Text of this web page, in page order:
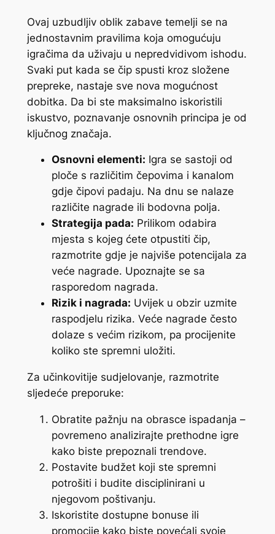
Ovaj uzbudljiv oblik zabave temelji se na
jednostavnim pravilima koja omogućuju
igračima da uživaju u nepredvidivom ishodu.
Svaki put kada se čip spusti kroz složene
prepreke, nastaje sve nova mogućnost
dobitka. Da bi ste maksimalno iskoristili
iskustvo, poznavanje osnovnih principa je od
ključnog značaja.
Osnovni elementi: Igra se sastoji od
ploče s različitim čepovima i kanalom
gdje čipovi padaju. Na dnu se nalaze
različite nagrade ili bodovna polja.
Strategija pada: Prilikom odabira
mjesta s kojeg ćete otpustiti čip,
razmotrite gdje je najviše potencijala za
veće nagrade. Upoznajte se sa
rasporedom nagrada.
Rizik i nagrada: Uvijek u obzir uzmite
raspodjelu rizika. Veće nagrade često
dolaze s većim rizikom, pa procijenite
koliko ste spremni uložiti.
Za učinkovitije sudjelovanje, razmotrite
sljedeće preporuke:
Obratite pažnju na obrasce ispadanja –
povremeno analizirajte prethodne igre
kako biste prepoznali trendove.
Postavite budžet koji ste spremni
potrošiti i budite disciplinirani u
njegovom poštivanju.
Iskoristite dostupne bonuse ili
promocije kako biste povećali svoje